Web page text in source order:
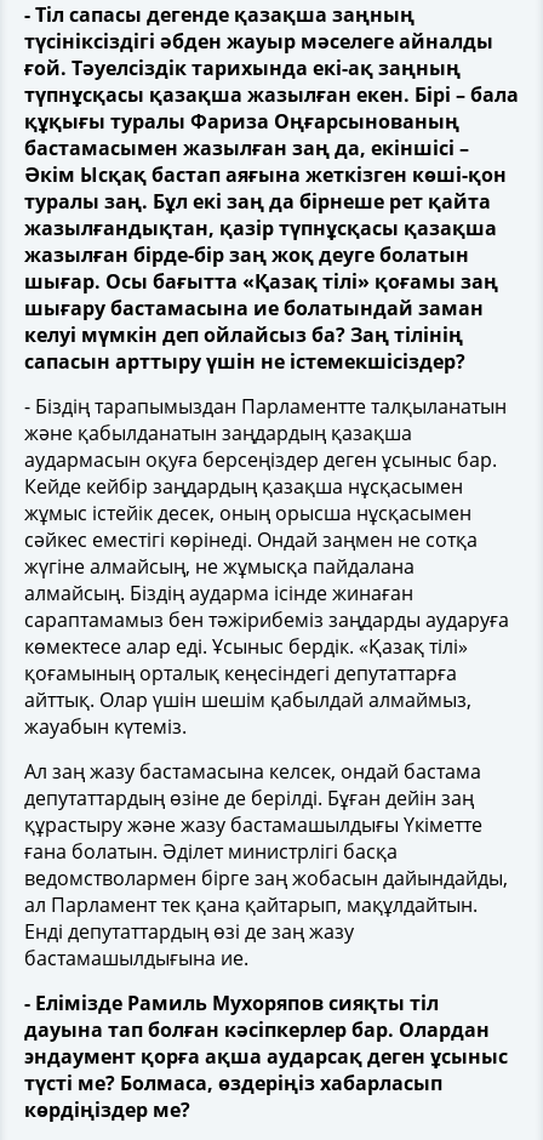
- Тіл сапасы дегенде қазақша заңның
түсініксіздігі әбден жауыр мәселеге айналды
ғой. Тәуелсіздік тарихында екі-ақ заңның
түпнұсқасы қазақша жазылған екен. Бірі – бала
құқығы туралы Фариза Оңғарсынованың
бастамасымен жазылған заң да, екіншісі –
Әкім Ысқақ бастап аяғына жеткізген көші-қон
туралы заң. Бұл екі заң да бірнеше рет қайта
жазылғандықтан, қазір түпнұсқасы қазақша
жазылған бірде-бір заң жоқ деуге болатын
шығар. Осы бағытта «Қазақ тілі» қоғамы заң
шығару бастамасына ие болатындай заман
келуі мүмкін деп ойлайсыз ба? Заң тілінің
сапасын арттыру үшін не істемекшісіздер?
- Біздің тарапымыздан Парламентте талқыланатын
және қабылданатын заңдардың қазақша
аудармасын оқуға берсеңіздер деген ұсыныс бар.
Кейде кейбір заңдардың қазақша нұсқасымен
жұмыс істейік десек, оның орысша нұсқасымен
сәйкес еместігі көрінеді. Ондай заңмен не сотқа
жүгіне алмайсың, не жұмысқа пайдалана
алмайсың. Біздің аударма ісінде жинаған
сараптамамыз бен тәжірибеміз заңдарды аударуға
көмектесе алар еді. Ұсыныс бердік. «Қазақ тілі»
қоғамының орталық кеңесіндегі депутаттарға
айттық. Олар үшін шешім қабылдай алмаймыз,
жауабын күтеміз.
Ал заң жазу бастамасына келсек, ондай бастама
депутаттардың өзіне де берілді. Бұған дейін заң
құрастыру және жазу бастамашылдығы Үкіметте
ғана болатын. Әділет министрлігі басқа
ведомстволармен бірге заң жобасын дайындайды,
ал Парламент тек қана қайтарып, мақұлдайтын.
Енді депутаттардың өзі де заң жазу
бастамашылдығына ие.
- Елімізде Рамиль Мухоряпов сияқты тіл
дауына тап болған кәсіпкерлер бар. Олардан
эндаумент қорға ақша аударсақ деген ұсыныс
түсті ме? Болмаса, өздеріңіз хабарласып
көрдіңіздер ме?